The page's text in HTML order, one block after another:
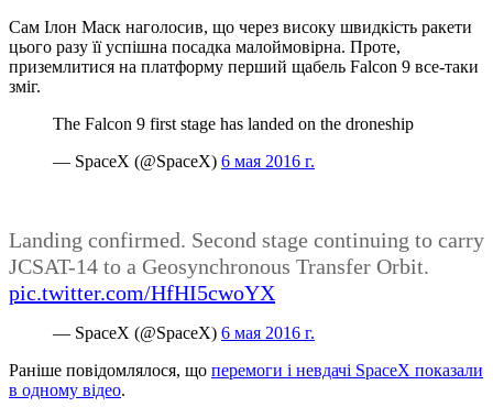
Сам Ілон Маск наголосив, що через високу швидкість ракети
цього разу її успішна посадка малоймовірна. Проте,
приземлитися на платформу перший щабель Falcon 9 все-таки
зміг.
The Falcon 9 first stage has landed on the droneship
— SpaceX (@SpaceX) 6 мая 2016 г.
Landing confirmed. Second stage continuing to carry
JCSAT-14 to a Geosynchronous Transfer Orbit.
pic.twitter.com/HfHI5cwoYX
— SpaceX (@SpaceX) 6 мая 2016 г.
Раніше повідомлялося, що перемоги і невдачі SpaceX показали
в одному відео.